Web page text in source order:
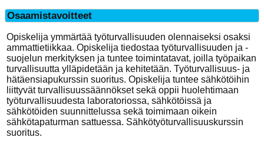
Osaamistavoitteet
Opiskelija ymmärtää työturvallisuuden olennaiseksi osaksi
ammattietiikkaa. Opiskelija tiedostaa työturvallisuuden ja -
suojelun merkityksen ja tuntee toimintatavat, joilla työpaikan
turvallisuutta ylläpidetään ja kehitetään. Työturvallisuus- ja
hätäensiapukurssin suoritus. Opiskelija tuntee sähkötöihin
liittyvät turvallisuussäännökset sekä oppii huolehtimaan
työturvallisuudesta laboratoriossa, sähkötöissä ja
sähkötöiden suunnittelussa sekä toimimaan oikein
sähkötapaturman sattuessa. Sähkötyöturvallisuuskurssin
suoritus.